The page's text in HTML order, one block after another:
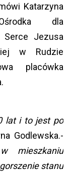
Katarzyna
dla
Serce Jezusa
w Rudzie
placówka
lat i to jest po
Godlewska.-
mieszkaniu
stanu